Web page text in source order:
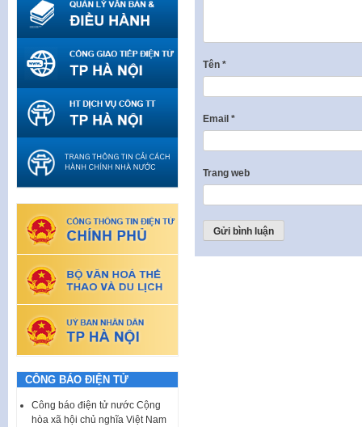
Tên *
Email *
Trang web
CÔNG BÁO ĐIỆN TỬ
Công báo điện tử nước Cộng
hòa xã hội chủ nghĩa Việt Nam